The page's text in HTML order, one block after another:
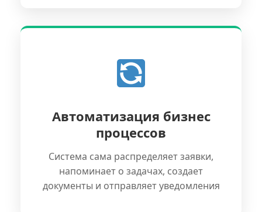
Автоматизация бизнес
процессов
Система сама распределяет заявки,
напоминает о задачах, создает
документы и отправляет уведомления